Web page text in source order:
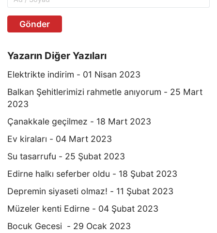
Gönder
Yazarın Diğer Yazıları
Elektrikte indirim - 01 Nisan 2023
Balkan Şehitlerimizi rahmetle anıyorum - 25 Mart
2023
Çanakkale geçilmez - 18 Mart 2023
Ev kiraları - 04 Mart 2023
Su tasarrufu - 25 Şubat 2023
Edirne halkı seferber oldu - 18 Şubat 2023
Depremin siyaseti olmaz! - 11 Şubat 2023
Müzeler kenti Edirne - 04 Şubat 2023
Bocuk Gecesi - 29 Ocak 2023